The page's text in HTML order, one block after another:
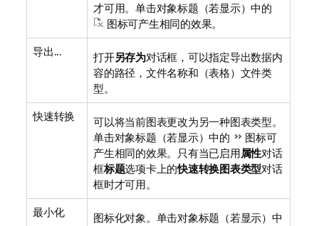
才可用。单击对象标题（若显示）中的
图标可产生相同的效果。
导出... 打开另存为对话框，可以指定导出数据内
容的路径，文件名称和（表格）文件类
型。
快速转换
可以将当前图表更改为另一种图表类型。
单击对象标题（若显示）中的
图标可
产生相同的效果。只有当已启用属性对话
框标题选项卡上的快速转换图表类型对话
框时才可用。
最小化
图标化对象。单击对象标题（若显示）中